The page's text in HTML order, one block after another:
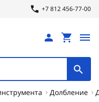
+7 812 456-77-00
Долбление